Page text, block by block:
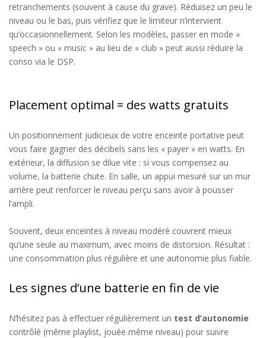
retranchements (souvent à cause du grave). Réduisez un peu le
niveau ou le bas, puis vérifiez que le limiteur n’intervient
qu’occasionnellement. Selon les modèles, passer en mode «
speech » ou « music » au lieu de « club » peut aussi réduire la
conso via le DSP.
Placement optimal = des watts gratuits
Un positionnement judicieux de votre enceinte portative peut
vous faire gagner des décibels sans les « payer » en watts. En
extérieur, la diffusion se dilue vite : si vous compensez au
volume, la batterie chute. En salle, un appui mesuré sur un mur
arrière peut renforcer le niveau perçu sans avoir à pousser
l’ampli.
Souvent, deux enceintes à niveau modéré couvrent mieux
qu’une seule au maximum, avec moins de distorsion. Résultat :
une consommation plus régulière et une autonomie plus fiable.
Les signes d’une batterie en fin de vie
N’hésitez pas à effectuer régulièrement un test d’autonomie
contrôlé (même playlist, jouée même niveau) pour suivre